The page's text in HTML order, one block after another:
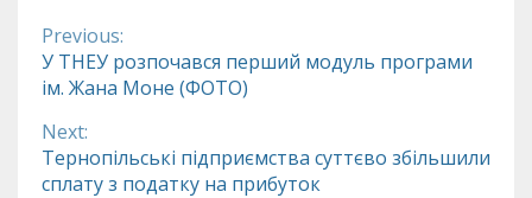
Continue
Reading
Previous:
У ТНЕУ розпочався перший модуль програми
ім. Жана Моне (ФОТО)
Next:
Тернопільські підприємства суттєво збільшили
сплату з податку на прибуток